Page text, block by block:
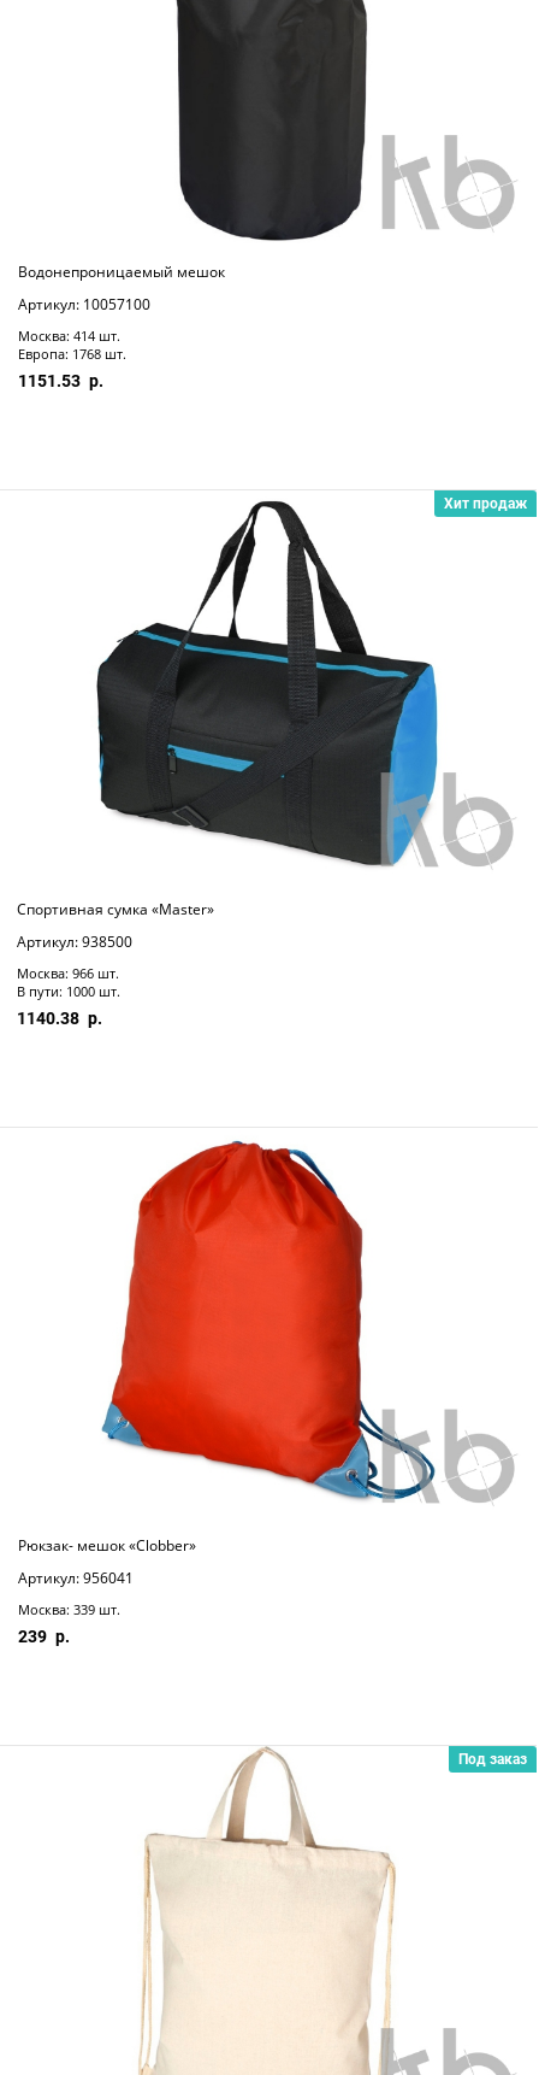
Водонепроницаемый мешок
Артикул: 10057100
Москва: 414 шт.
Европа: 1768 шт.
1151.53
Хит продаж
Спортивная сумка «Master»
Артикул: 938500
Москва: 966 шт.
В пути: 1000 шт.
1140.38
Рюкзак- мешок «Clobber»
Артикул: 956041
Москва: 339 шт.
239
Под заказ